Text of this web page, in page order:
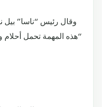
وقال رئيس “ناسا” بيل
“هذه المهمة تحمل أحلام